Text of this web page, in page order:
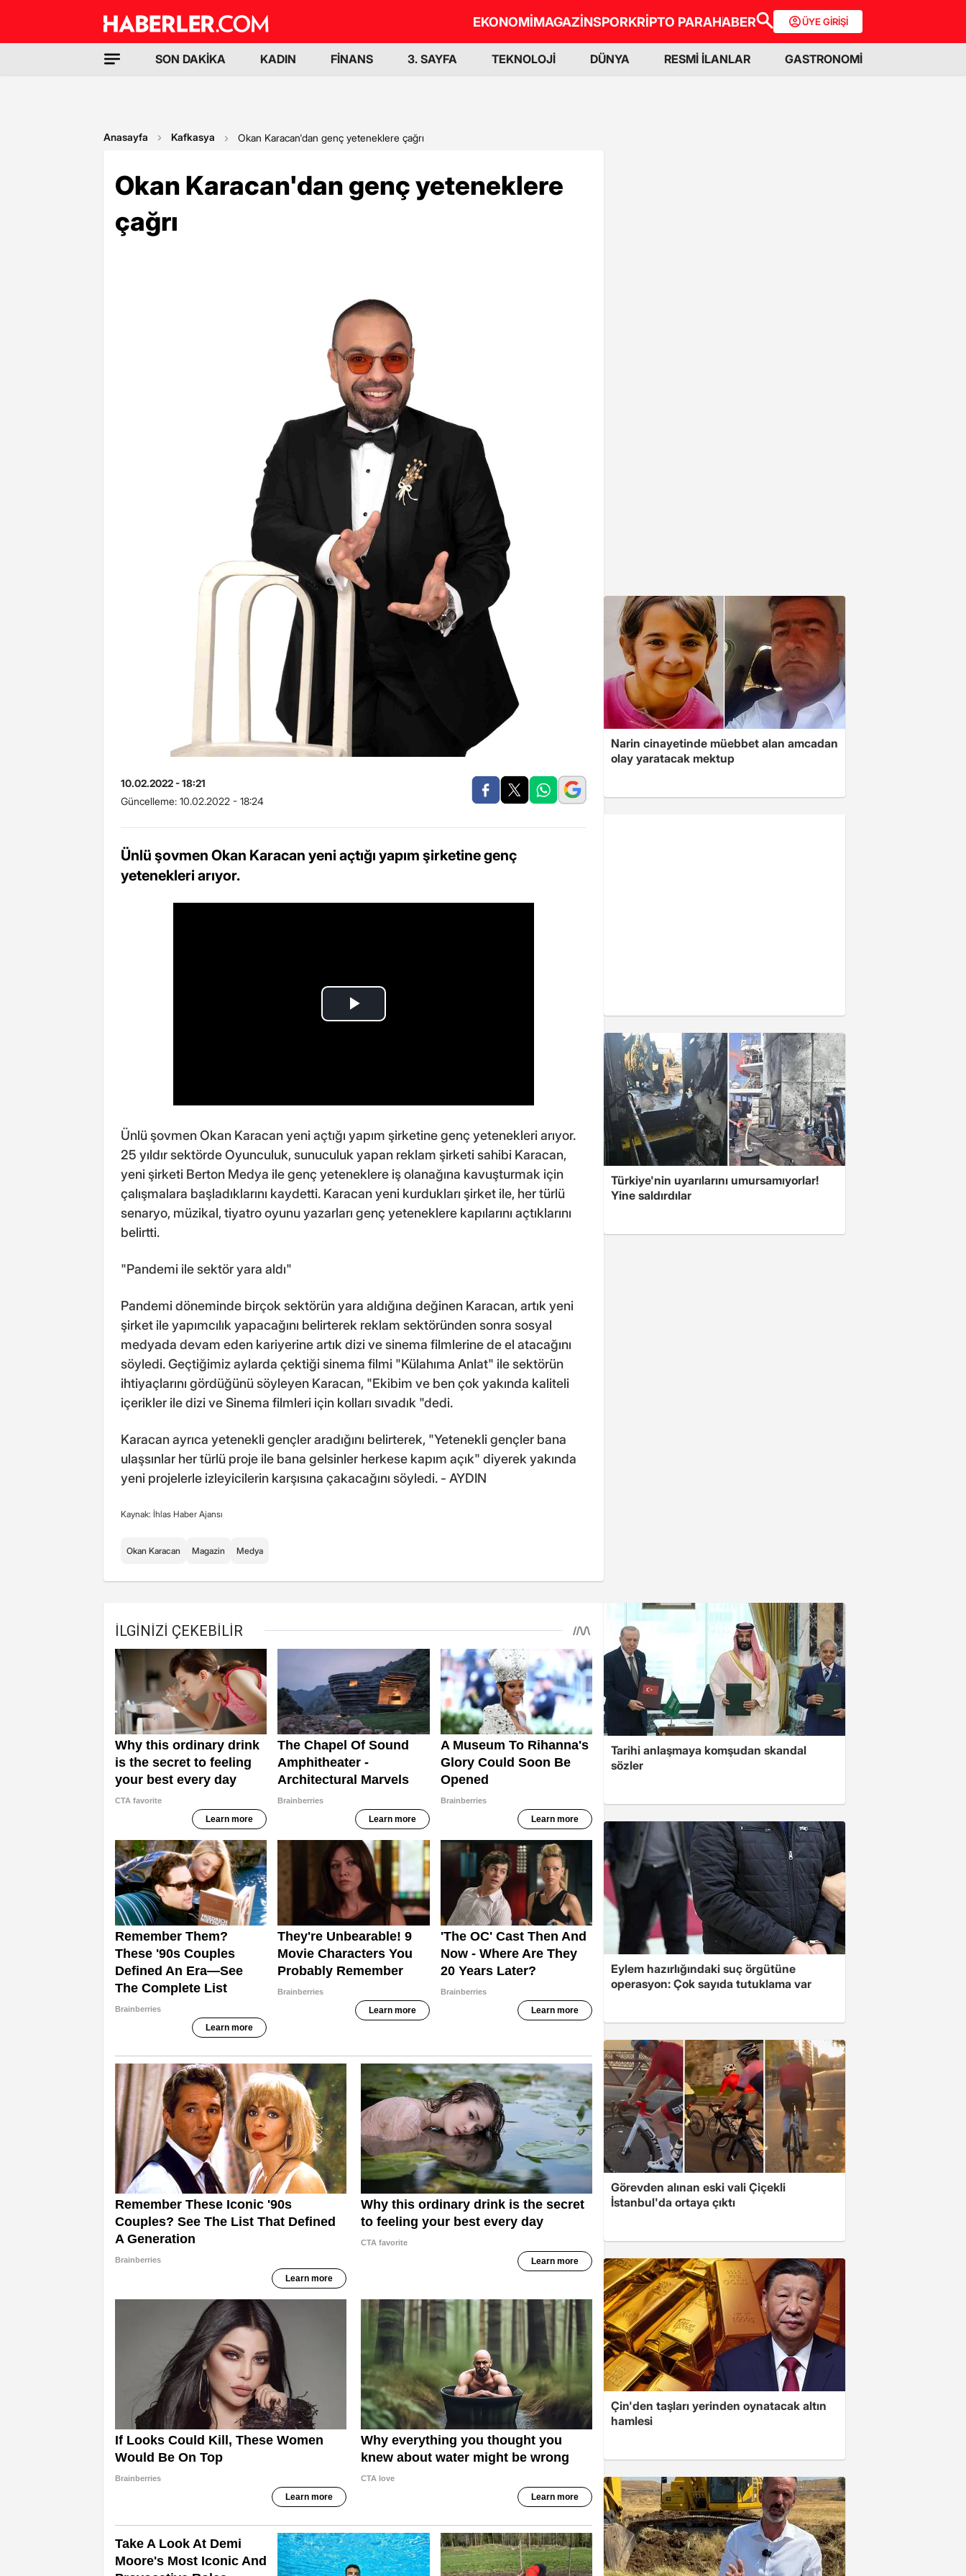
EKONOMİMAGAZİNSPORKRİPTO PARAHABER ÜYE GİRİŞİ
SON DAKİKA KADIN FİNANS 3. SAYFA TEKNOLOJİ DÜNYA RESMİ İLANLAR GASTRONOMİ
Anasayfa Kafkasya Okan Karacan'dan genç yeteneklere çağrı
Okan Karacan'dan genç yeteneklere
çağrı
10.02.2022 - 18:21
Güncelleme: 10.02.2022 - 18:24
Ünlü şovmen Okan Karacan yeni açtığı yapım şirketine genç
yetenekleri arıyor.
Ünlü şovmen Okan Karacan yeni açtığı yapım şirketine genç yetenekleri arıyor.
25 yıldır sektörde Oyunculuk, sunuculuk yapan reklam şirketi sahibi Karacan,
yeni şirketi Berton Medya ile genç yeteneklere iş olanağına kavuşturmak için
çalışmalara başladıklarını kaydetti. Karacan yeni kurdukları şirket ile, her türlü
senaryo, müzikal, tiyatro oyunu yazarları genç yeteneklere kapılarını açtıklarını
belirtti.
"Pandemi ile sektör yara aldı"
Pandemi döneminde birçok sektörün yara aldığına değinen Karacan, artık yeni
şirket ile yapımcılık yapacağını belirterek reklam sektöründen sonra sosyal
medyada devam eden kariyerine artık dizi ve sinema filmlerine de el atacağını
söyledi. Geçtiğimiz aylarda çektiği sinema filmi "Külahıma Anlat" ile sektörün
ihtiyaçlarını gördüğünü söyleyen Karacan, "Ekibim ve ben çok yakında kaliteli
içerikler ile dizi ve Sinema filmleri için kolları sıvadık "dedi.
Karacan ayrıca yetenekli gençler aradığını belirterek, "Yetenekli gençler bana
ulaşsınlar her türlü proje ile bana gelsinler herkese kapım açık" diyerek yakında
yeni projelerle izleyicilerin karşısına çakacağını söyledi. - AYDIN
Kaynak: İhlas Haber Ajansı
Okan Karacan Magazin Medya
Narin cinayetinde müebbet alan amcadan
olay yaratacak mektup
Türkiye'nin uyarılarını umursamıyorlar!
Yine saldırdılar
Tarihi anlaşmaya komşudan skandal
sözler
Eylem hazırlığındaki suç örgütüne
operasyon: Çok sayıda tutuklama var
Görevden alınan eski vali Çiçekli
İstanbul'da ortaya çıktı
Çin'den taşları yerinden oynatacak altın
hamlesi